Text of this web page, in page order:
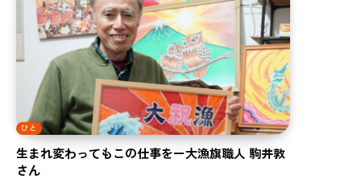
ひと
生まれ変わってもこの仕事をー大漁旗職人 駒井敦
さん